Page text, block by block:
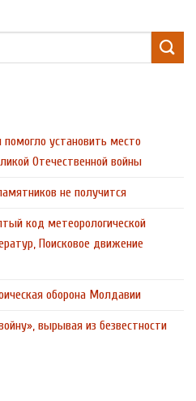
установить место
Отечественной войны
не получится
код метеорологической
Поисковое движение
оборона Молдавии
вырывая из безвестности